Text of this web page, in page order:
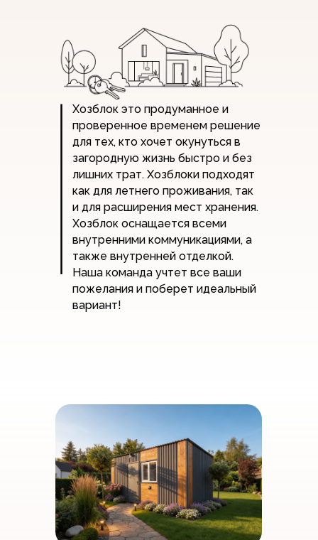
Хозблок это продуманное и
проверенное временем решение
для тех, кто хочет окунуться в
загородную жизнь быстро и без
лишних трат. Хозблоки подходят
как для летнего проживания, так
и для расширения мест хранения.
Хозблок оснащается всеми
внутренними коммуникациями, а
также внутренней отделкой.
Наша команда учтет все ваши
пожелания и поберет идеальный
вариант!